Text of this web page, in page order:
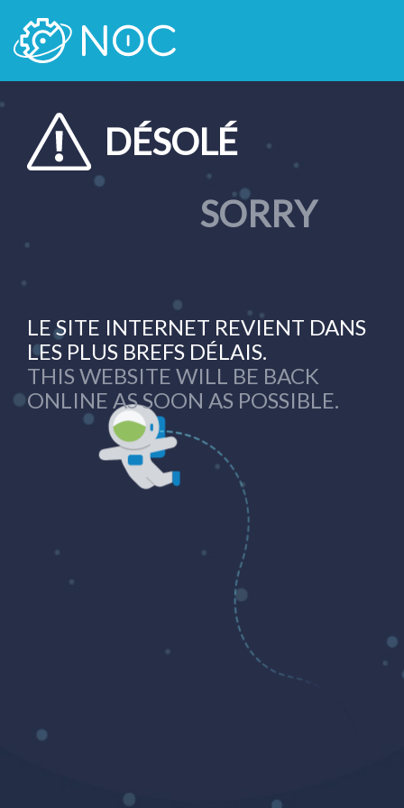
DÉSOLÉ
SORRY
LE SITE INTERNET REVIENT DANS
LES PLUS BREFS DÉLAIS.
THIS WEBSITE WILL BE BACK
ONLINE AS SOON AS POSSIBLE.